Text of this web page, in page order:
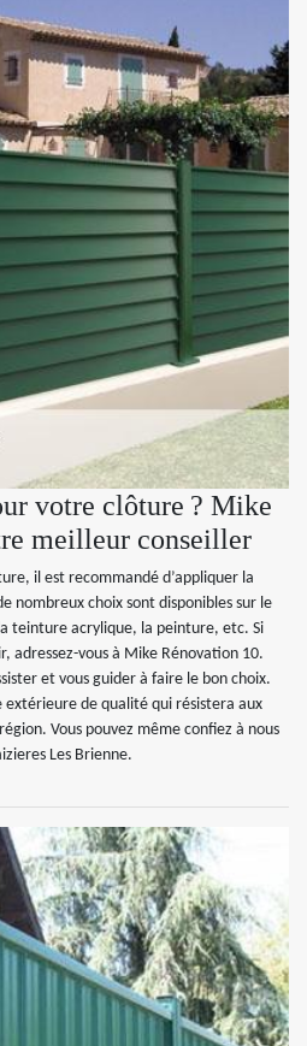
votre clôture ? Mike
meilleur conseiller
il est recommandé d’appliquer la
nombreux choix sont disponibles sur le
teinture acrylique, la peinture, etc. Si
adressez-vous à Mike Rénovation 10.
et vous guider à faire le bon choix.
extérieure de qualité qui résistera aux
Vous pouvez même confiez à nous
Les Brienne.